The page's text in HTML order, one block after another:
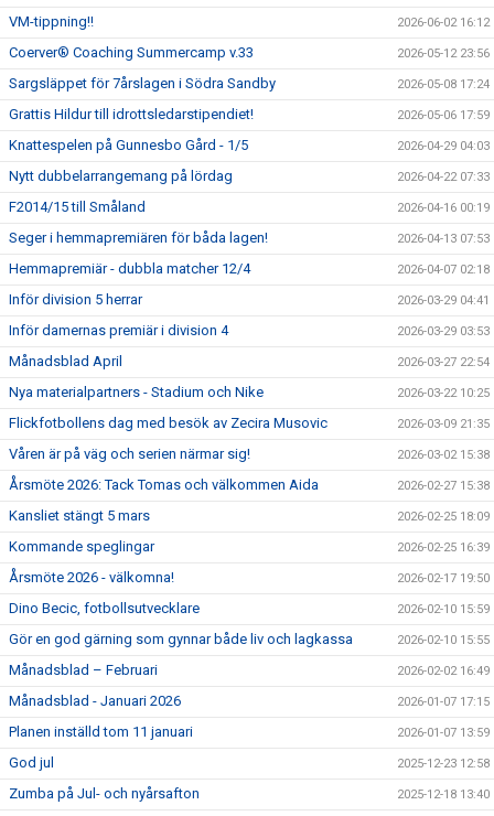
VM-tippning!! 2026-06-02 16:12
Coerver® Coaching Summercamp v.33 2026-05-12 23:56
Sargsläppet för 7årslagen i Södra Sandby 2026-05-08 17:24
Grattis Hildur till idrottsledarstipendiet! 2026-05-06 17:59
Knattespelen på Gunnesbo Gård - 1/5 2026-04-29 04:03
Nytt dubbelarrangemang på lördag 2026-04-22 07:33
F2014/15 till Småland 2026-04-16 00:19
Seger i hemmapremiären för båda lagen! 2026-04-13 07:53
Hemmapremiär - dubbla matcher 12/4 2026-04-07 02:18
Inför division 5 herrar 2026-03-29 04:41
Inför damernas premiär i division 4 2026-03-29 03:53
Månadsblad April 2026-03-27 22:54
Nya materialpartners - Stadium och Nike 2026-03-22 10:25
Flickfotbollens dag med besök av Zecira Musovic 2026-03-09 21:35
Våren är på väg och serien närmar sig! 2026-03-02 15:38
Årsmöte 2026: Tack Tomas och välkommen Aida 2026-02-27 15:38
Kansliet stängt 5 mars 2026-02-25 18:09
Kommande speglingar 2026-02-25 16:39
Årsmöte 2026 - välkomna! 2026-02-17 19:50
Dino Becic, fotbollsutvecklare 2026-02-10 15:59
Gör en god gärning som gynnar både liv och lagkassa 2026-02-10 15:55
Månadsblad – Februari 2026-02-02 16:49
Månadsblad - Januari 2026 2026-01-07 17:15
Planen inställd tom 11 januari 2026-01-07 13:59
God jul 2025-12-23 12:58
Zumba på Jul- och nyårsafton 2025-12-18 13:40